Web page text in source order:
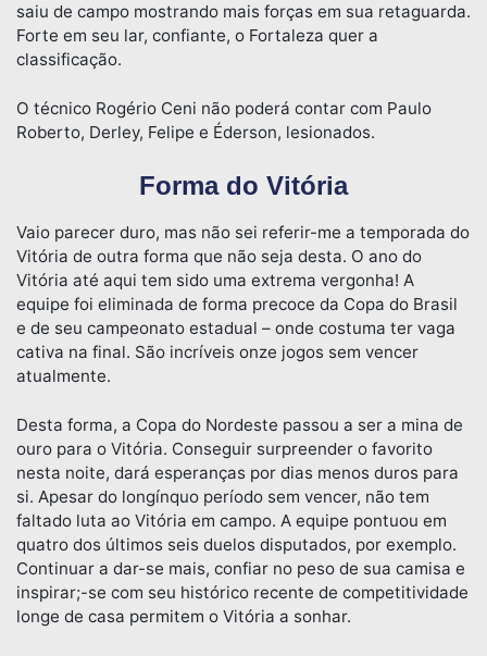
saiu de campo mostrando mais forças em sua retaguarda.
Forte em seu lar, confiante, o Fortaleza quer a
classificação.
O técnico Rogério Ceni não poderá contar com Paulo
Roberto, Derley, Felipe e Éderson, lesionados.
Forma do Vitória
Vaio parecer duro, mas não sei referir-me a temporada do
Vitória de outra forma que não seja desta. O ano do
Vitória até aqui tem sido uma extrema vergonha! A
equipe foi eliminada de forma precoce da Copa do Brasil
e de seu campeonato estadual – onde costuma ter vaga
cativa na final. São incríveis onze jogos sem vencer
atualmente.
Desta forma, a Copa do Nordeste passou a ser a mina de
ouro para o Vitória. Conseguir surpreender o favorito
nesta noite, dará esperanças por dias menos duros para
si. Apesar do longínquo período sem vencer, não tem
faltado luta ao Vitória em campo. A equipe pontuou em
quatro dos últimos seis duelos disputados, por exemplo.
Continuar a dar-se mais, confiar no peso de sua camisa e
inspirar;-se com seu histórico recente de competitividade
longe de casa permitem o Vitória a sonhar.